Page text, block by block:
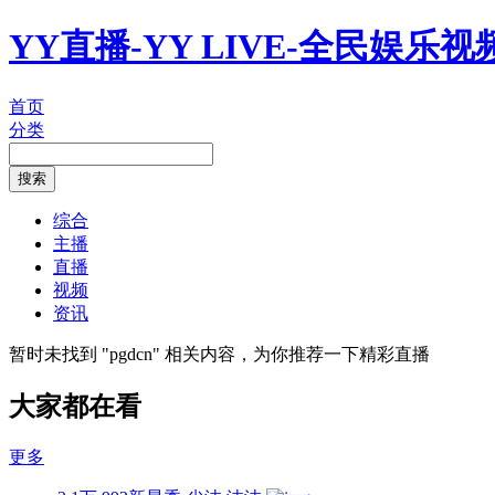
YY直播-YY LIVE-全民娱乐视
首页
分类
综合
主播
直播
视频
资讯
暂时未找到 "pgdcn" 相关内容，为你推荐一下精彩直播
大家都在看
更多